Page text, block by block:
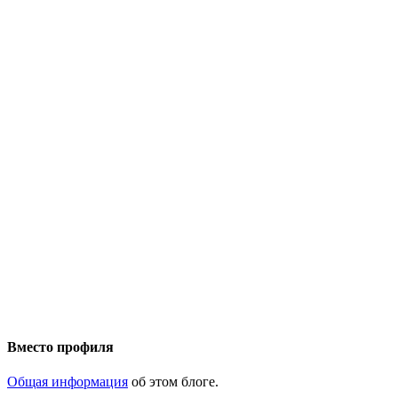
Вместо профиля
Общая информация об этом блоге.